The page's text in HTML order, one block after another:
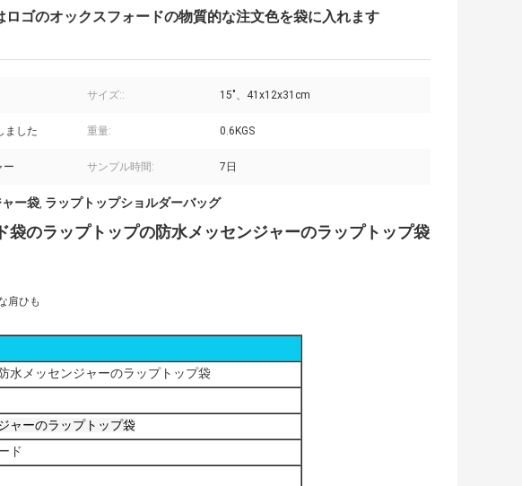
ゴのオックスフォードの物質的な注文色を袋に入れます
サイズ:: 15"、41x12x31cm
ました 重量: 0.6KGS
ー サンプル時間: 7日
ー袋, ラップトップショルダーバッグ
のラップトップの防水メッセンジャーのラップトップ袋
肩ひも
水メッセンジャーのラップトップ袋
ャーのラップトップ袋
ド